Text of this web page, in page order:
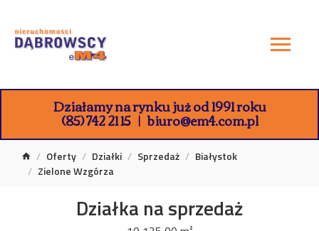
Działamy na rynku już od 1991 roku
(85) 742 21 15 biuro@em4.com.pl
Oferty Działki Sprzedaż
Białystok
Zielone Wzgórza
Działka na sprzedaż